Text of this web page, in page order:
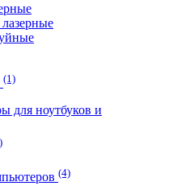
(1)
для ноутбуков и
(4)